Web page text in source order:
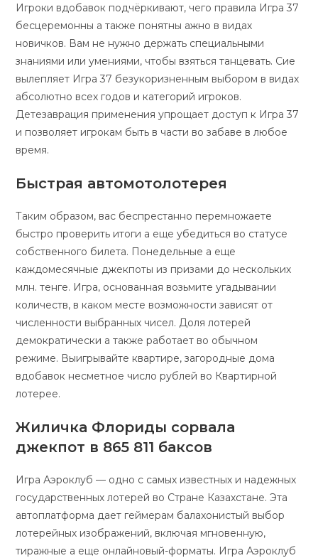
Игроки вдобавок подчёркивают, чего правила Игра 37
бесцеремонны а также понятны ажно в видах
новичков. Вам не нужно держать специальными
знаниями или умениями, чтобы взяться танцевать. Сие
вылепляет Игра 37 безукоризненным выбором в видах
абсолютно всех годов и категорий игроков.
Детезаврация применения упрощает доступ к Игра 37
и позволяет игрокам быть в части во забаве в любое
время.
Быстрая автомотолотерея
Таким образом, вас беспрестанно перемножаете
быстро проверить итоги а еще убедиться во статусе
собственного билета. Понедельные а еще
каждомесячные джекпоты из призами до нескольких
млн. тенге. Игра, основанная возьмите угадывании
количеств, в каком месте возможности зависят от
численности выбранных чисел. Доля лотерей
демократически а также работает во обычном
режиме. Выигрывайте квартире, загородные дома
вдобавок несметное число рублей во Квартирной
лотерее.
Жиличка Флориды сорвала
джекпот в 865 811 баксов
Игра Аэроклуб — одно с самых известных и надежных
государственных лотерей во Стране Казахстане. Эта
автоплатформа дает геймерам балахонистый выбор
лотерейных изображений, включая мгновенную,
тиражные а еще онлайновый-форматы. Игра Аэроклуб